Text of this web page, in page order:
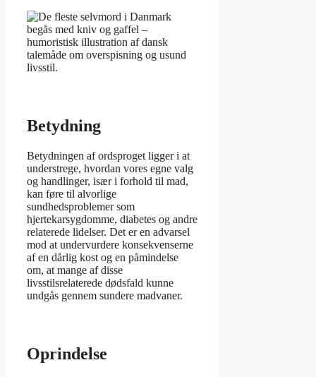
Betydning
Betydningen af ordsproget ligger i at
understrege, hvordan vores egne valg
og handlinger, især i forhold til mad,
kan føre til alvorlige
sundhedsproblemer som
hjertekarsygdomme, diabetes og andre
relaterede lidelser. Det er en advarsel
mod at undervurdere konsekvenserne
af en dårlig kost og en påmindelse
om, at mange af disse
livsstilsrelaterede dødsfald kunne
undgås gennem sundere madvaner.
Oprindelse